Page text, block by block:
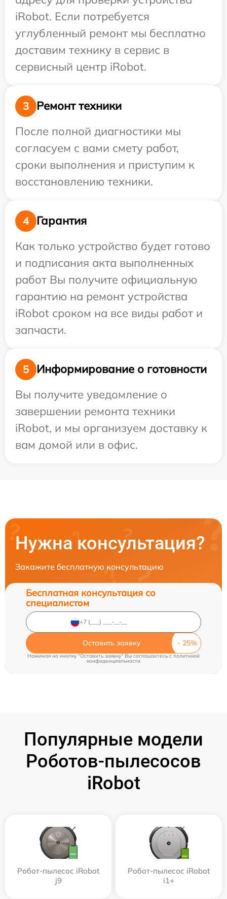
iRobot. Если потребуется
углубленный ремонт мы бесплатно
доставим технику в сервис в
сервисный центр iRobot.
3
Ремонт техники
После полной диагностики мы
согласуем с вами смету работ,
сроки выполнения и приступим к
восстановлению техники.
4
Гарантия
Как только устройство будет готово
и подписания акта выполненных
работ Вы получите официальную
гарантию на ремонт устройства
iRobot сроком на все виды работ и
запчасти.
5
Информирование о готовности
Вы получите уведомление о
завершении ремонта техники
iRobot, и мы организуем доставку к
вам домой или в офис.
Нужна консультация?
Закажите бесплатную консультацию
Бесплатная консультация со
специалистом
Оставить заявку
Нажимая на кнопку "Оставить заявку" Вы соглашаетесь cполитикой
конфиденциальности
Популярные модели
Роботов-пылесосов
iRobot
Робот-пылесос iRobot
j9
Робот-пылесос iRobot
i1+